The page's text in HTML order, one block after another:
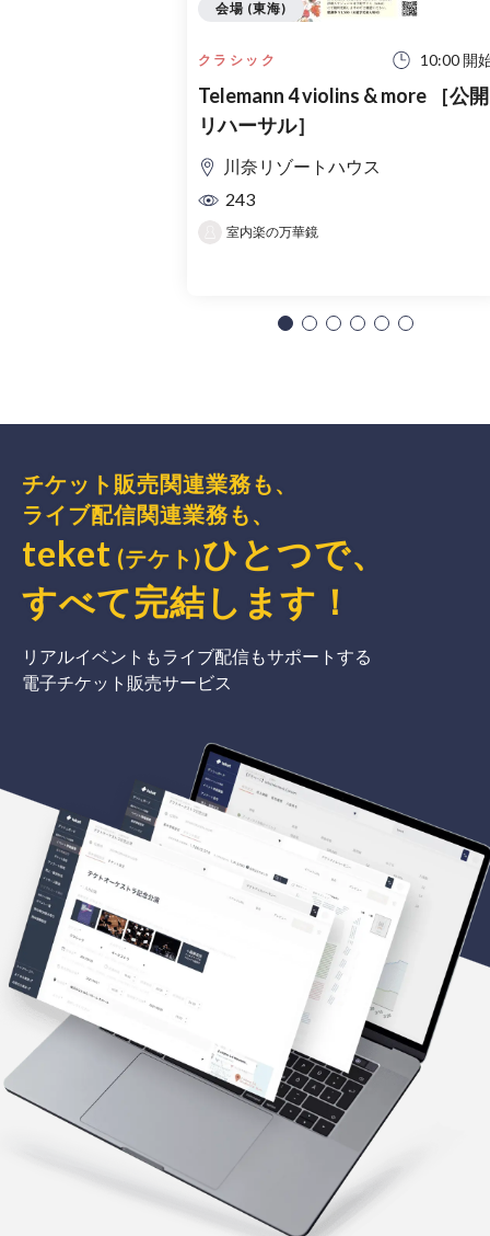
クラシック 10:00 開
Telemann 4 violins & more ［公開
リハーサル］
川奈リゾートハウス
243
室内楽の万華鏡
会場 (東海)
チケット販売関連業務も、
ライブ配信関連業務も、
teket (テケト)ひとつで、
すべて完結 します ！
リアルイベントもライブ配信もサポートする
電子チケット販売サービス